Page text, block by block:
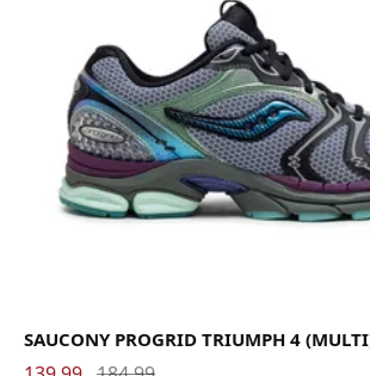
SAUCONY PROGRID TRIUMPH 4